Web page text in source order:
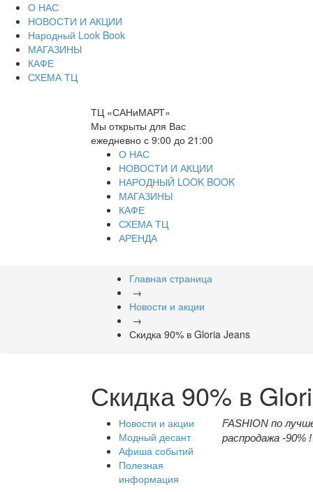
О НАС
НОВОСТИ И АКЦИИ
Народный Look Book
МАГАЗИНЫ
КАФЕ
СХЕМА ТЦ
ТЦ «САНиМАРТ»
Мы открыты для Вас
ежедневно с 9:00 до 21:00
О НАС
НОВОСТИ И АКЦИИ
НАРОДНЫЙ LOOK BOOK
МАГАЗИНЫ
КАФЕ
СХЕМА ТЦ
АРЕНДА
Главная страница
→
Новости и акции
→
Скидка 90% в Gloria Jeans
Скидка 90% в
Новости и акции
Модный десант
Афиша событий
Полезная
информация
FASHION по
распродажа -90%